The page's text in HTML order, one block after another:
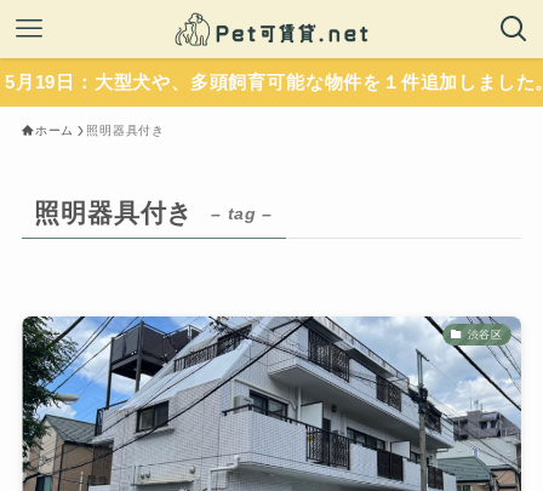
型犬や、多頭飼育可能な物件を１件追加しました。いずれ
ホーム 照明器具付き
照明器具付き – tag –
渋谷区